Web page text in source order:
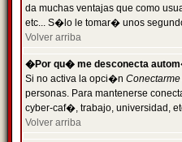
da muchas ventajas que como
etc... S�lo le tomar� unos
Volver arriba
�Por qu� me desconecta
Si no activa la opci�n
personas. Para mantenerse
cyber-caf�, trabajo, universidad,
Volver arriba